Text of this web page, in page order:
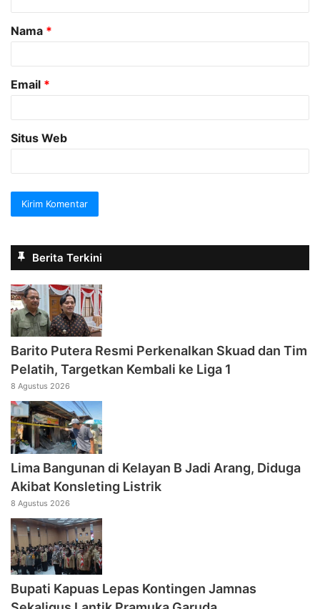
a
r
Nama *
Email *
Situs Web
Berita Terkini
Barito Putera Resmi Perkenalkan Skuad dan Tim
Pelatih, Targetkan Kembali ke Liga 1
8 Agustus 2026
Lima Bangunan di Kelayan B Jadi Arang, Diduga
Akibat Konsleting Listrik
8 Agustus 2026
Bupati Kapuas Lepas Kontingen Jamnas